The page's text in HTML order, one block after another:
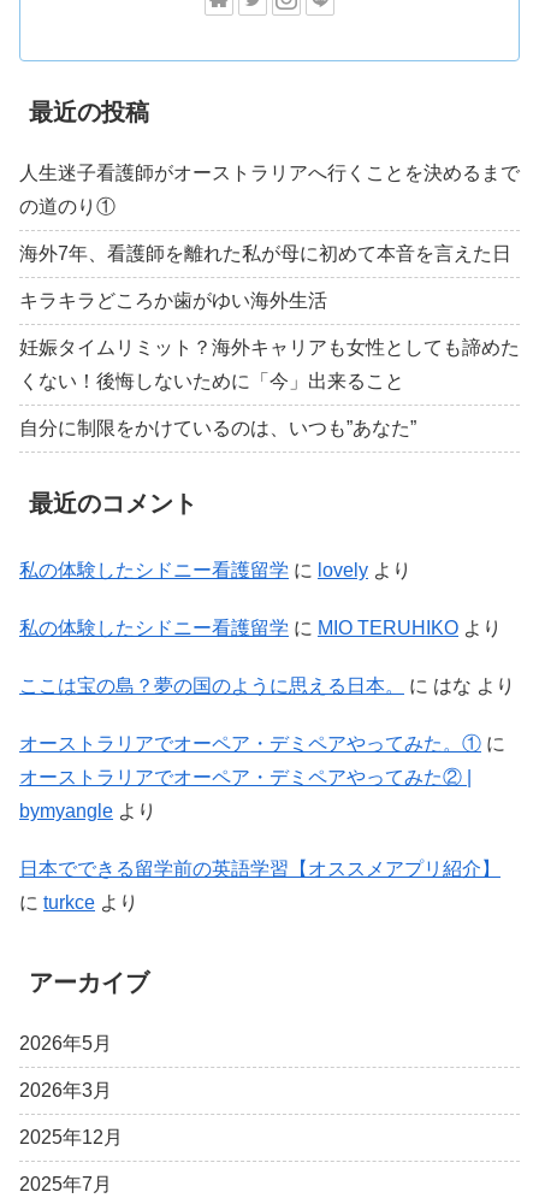
最近の投稿
人生迷子看護師がオーストラリアへ行くことを決めるまで
の道のり①
海外7年、看護師を離れた私が母に初めて本音を言えた日
キラキラどころか歯がゆい海外生活
妊娠タイムリミット？海外キャリアも女性としても諦めた
くない！後悔しないために「今」出来ること
自分に制限をかけているのは、いつも”あなた”
最近のコメント
私の体験したシドニー看護留学 に lovely より
私の体験したシドニー看護留学 に MIO TERUHIKO より
ここは宝の島？夢の国のように思える日本。 に はな より
オーストラリアでオーペア・デミペアやってみた。① に
オーストラリアでオーペア・デミペアやってみた② |
bymyangle より
日本でできる留学前の英語学習【オススメアプリ紹介】
に turkce より
アーカイブ
2026年5月
2026年3月
2025年12月
2025年7月